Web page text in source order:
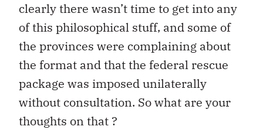
clearly there wasn’t time to get into any
of this philosophical stuff, and some of
the provinces were complaining about
the format and that the federal rescue
package was imposed unilaterally
without consultation. So what are your
thoughts on that ?